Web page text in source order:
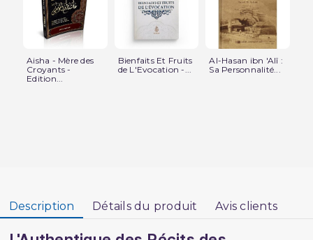
Aisha - Mère des
Croyants -
Edition...
Bienfaits Et Fruits
de L'Evocation -...
Al-Hasan ibn 'Alî :
Sa Personnalité...
Description Détails du produit Avis clients